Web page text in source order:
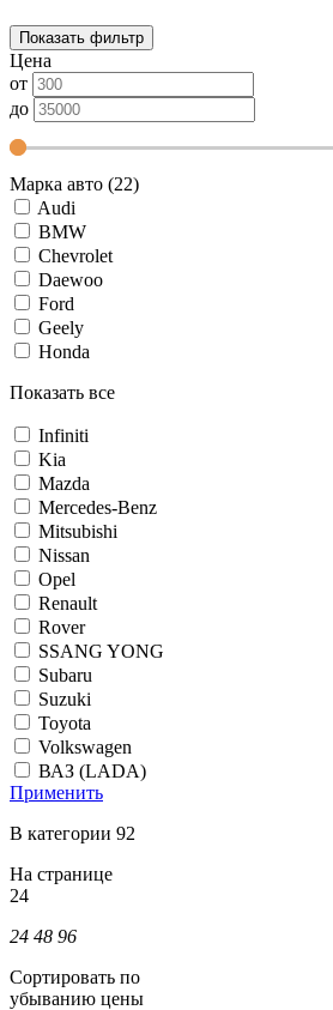
Показать фильтр
Цена
от
до
Марка авто (22)
Audi
BMW
Chevrolet
Daewoo
Ford
Geely
Honda
Показать все
Infiniti
Kia
Mazda
Mercedes-Benz
Mitsubishi
Nissan
Opel
Renault
Rover
SSANG YONG
Subaru
Suzuki
Toyota
Volkswagen
ВАЗ (LADA)
Применить
В категории 92
На странице
24
24 48 96
Сортировать по
убыванию цены